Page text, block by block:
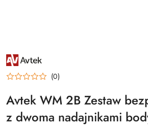
NAZWA
PRODUCENTA:
AVTEK
(0)
Avtek WM 2B Zestaw
z dwoma nadajnikami